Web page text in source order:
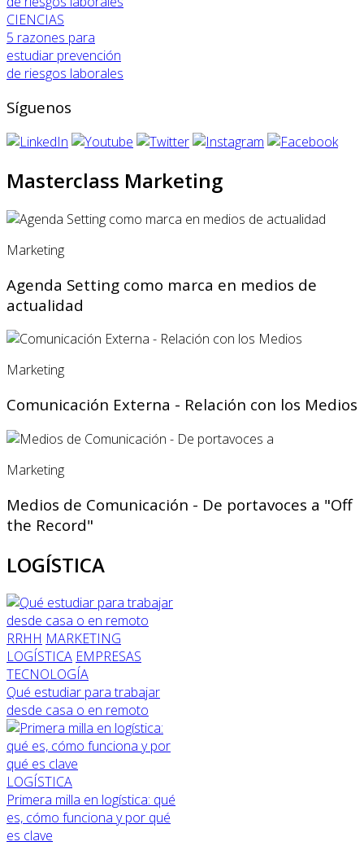
CIENCIAS
5 razones para
estudiar prevención
de riesgos laborales
Síguenos
Masterclass Marketing
Marketing
Agenda Setting como marca en medios de
actualidad
Marketing
Comunicación Externa - Relación con los Medios
Marketing
Medios de Comunicación - De portavoces a "Off
the Record"
LOGÍSTICA
RRHH MARKETING
LOGÍSTICA EMPRESAS
TECNOLOGÍA
Qué estudiar para trabajar
desde casa o en remoto
LOGÍSTICA
Primera milla en logística: qué
es, cómo funciona y por qué
es clave